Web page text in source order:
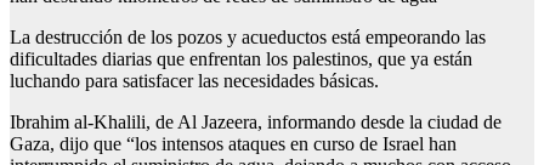
La destrucción de los pozos y acueductos está empeorando las
dificultades diarias que enfrentan los palestinos, que ya están
luchando para satisfacer las necesidades básicas.
Ibrahim al-Khalili, de Al Jazeera, informando desde la ciudad de
Gaza, dijo que “los intensos ataques en curso de Israel han